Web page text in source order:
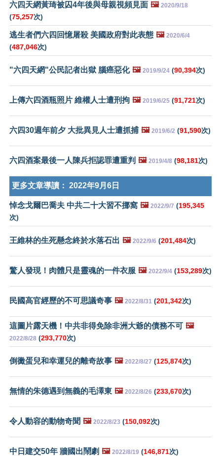
六四天網黃琦被囚4年後與母親視頻見面 🖼️ 2020/9/18
(75,257次)
逃生者們六四回憶屠殺 美國政府對此表態 🖼️ 2020/6/4
(487,046次)
"六四天網"公民記者出獄 腦癌惡化 🖼️ 2019/9/24 (90,394次)
上傳六四酒瓶照片 維權人士遭刑拘 🖼️ 2019/6/25 (91,721次)
六四30週年前夕 大批異見人士遭抓捕 🖼️ 2019/6/2 (91,590次)
六四酒案最後一人陳兵拒認罪遭重判 🖼️ 2019/4/8 (98,181次)
更多文章導讀： 2022年9月6日
悼念戈爾巴喬夫 中共二十大習不挪窩 🖼️ 2022/9/7 (195,345
次)
王維林的生死懸念終於水落石出 🖼️ 2022/9/6 (201,484次)
驚人發現！肉體只是靈魂的一件衣服 🖼️ 2022/9/4 (153,289次)
民國高官經歷的不可思議奇事 🖼️ 2022/8/31 (201,342次)
這圖片露天機！中共非得免除非洲大爺的債務不可 🖼️
2022/8/28 (293,770次)
倒黴蛋兒和幸運兒的離奇故事 🖼️ 2022/8/27 (125,874次)
無情的朱德遇到無義的毛澤東 🖼️ 2022/8/26 (233,670次)
令人動容的動物奇聞 🖼️ 2022/8/23 (150,092次)
中日建交50年 牆國出鬧劇 🖼️ 2022/8/19 (146,871次)